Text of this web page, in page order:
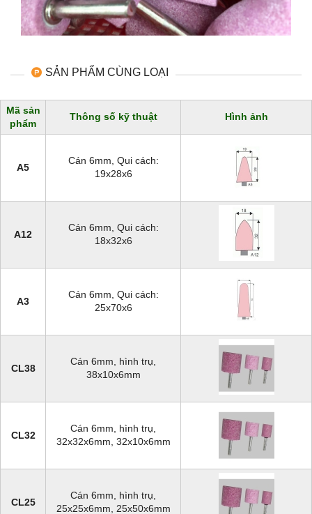
SẢN PHẨM CÙNG LOẠI
Mã sản
phẩm
Thông số kỹ thuật Hình ảnh
A5
Cán 6mm, Qui cách:
19x28x6
A12
Cán 6mm, Qui cách:
18x32x6
A3
Cán 6mm, Qui cách:
25x70x6
CL38
Cán 6mm, hình trụ,
38x10x6mm
CL32
Cán 6mm, hình trụ,
32x32x6mm, 32x10x6mm
CL25
Cán 6mm, hình trụ,
25x25x6mm, 25x50x6mm